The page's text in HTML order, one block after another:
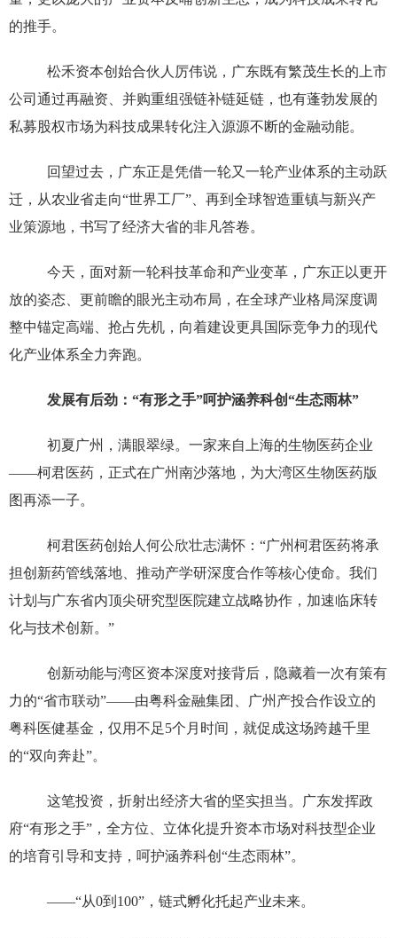
的推手。
松禾资本创始合伙人厉伟说，广东既有繁茂生长的上市
公司通过再融资、并购重组强链补链延链，也有蓬勃发展的
私募股权市场为科技成果转化注入源源不断的金融动能。
回望过去，广东正是凭借一轮又一轮产业体系的主动跃
迁，从农业省走向“世界工厂”、再到全球智造重镇与新兴产
业策源地，书写了经济大省的非凡答卷。
今天，面对新一轮科技革命和产业变革，广东正以更开
放的姿态、更前瞻的眼光主动布局，在全球产业格局深度调
整中锚定高端、抢占先机，向着建设更具国际竞争力的现代
化产业体系全力奔跑。
发展有后劲：“有形之手”呵护涵养科创“生态雨林”
初夏广州，满眼翠绿。一家来自上海的生物医药企业
——柯君医药，正式在广州南沙落地，为大湾区生物医药版
图再添一子。
柯君医药创始人何公欣壮志满怀：“广州柯君医药将承
担创新药管线落地、推动产学研深度合作等核心使命。我们
计划与广东省内顶尖研究型医院建立战略协作，加速临床转
化与技术创新。”
创新动能与湾区资本深度对接背后，隐藏着一次有策有
力的“省市联动”——由粤科金融集团、广州产投合作设立的
粤科医健基金，仅用不足5个月时间，就促成这场跨越千里
的“双向奔赴”。
这笔投资，折射出经济大省的坚实担当。广东发挥政
府“有形之手”，全方位、立体化提升资本市场对科技型企业
的培育引导和支持，呵护涵养科创“生态雨林”。
——“从0到100”，链式孵化托起产业未来。